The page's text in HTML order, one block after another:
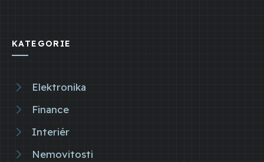
KATEGORIE
Elektronika
Finance
Interiér
Nemovitosti